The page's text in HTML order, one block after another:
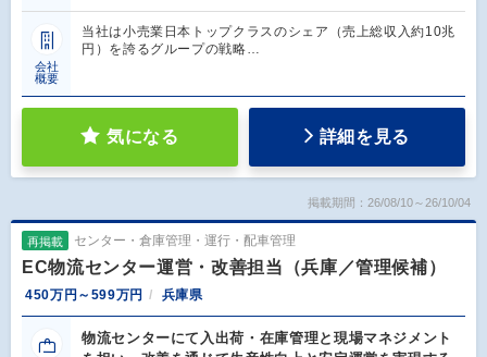
会社
概要
当社は小売業日本トップクラスのシェア（売上総収入約10兆
円）を誇るグループの戦略…
気になる 詳細を見る
掲載期間：26/08/10～26/10/04
再掲載 センター・倉庫管理・運行・配車管理
EC物流センター運営・改善担当（兵庫／管理候補）
450万円～599万円 兵庫県
物流センターにて入出荷・在庫管理と現場マネジメント